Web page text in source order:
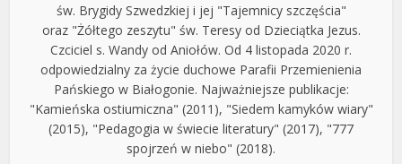
św. Brygidy Szwedzkiej i jej "Tajemnicy szczęścia"
oraz "Żółtego zeszytu" św. Teresy od Dzieciątka Jezus.
Czciciel s. Wandy od Aniołów. Od 4 listopada 2020 r.
odpowiedzialny za życie duchowe Parafii Przemienienia
Pańskiego w Białogonie. Najważniejsze publikacje:
"Kamieńska ostiumiczna" (2011), "Siedem kamyków wiary"
(2015), "Pedagogia w świecie literatury" (2017), "777
spojrzeń w niebo" (2018).